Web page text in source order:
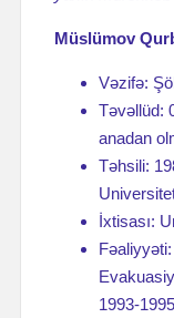
Müslümov
Vəzifə:
Təvəllüd:
anadan
Təhsili:
İxtisası:
1993-